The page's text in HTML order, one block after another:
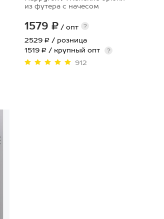
из футера с начесом
1579 ₽ / опт ?
2529 ₽ / розница
1519 ₽ / крупный опт
?
912